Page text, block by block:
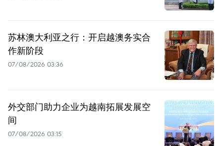
苏林澳大利亚之行：开启越澳务实合
作新阶段
07/08/2026 03:36
外交部门助力企业为越南拓展发展空
间
07/08/2026 03:15